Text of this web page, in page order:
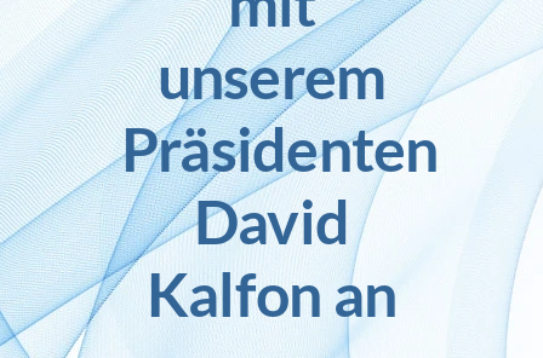
Inlog stellt ein
Kontakt
unserem
Präsidenten
David
Kalfon an